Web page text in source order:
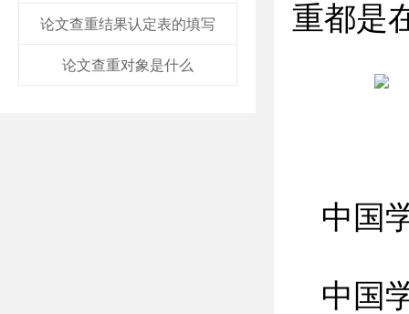
论文查重结果认定表的填写
论文查重对象是什么
重都是
中国
中国